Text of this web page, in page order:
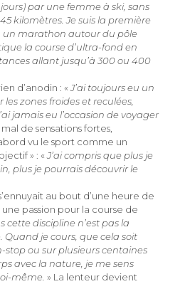
par une femme à ski, sans
kilomètres. Je suis la première
un marathon autour du pôle
la course d’ultra-fond en
allant jusqu’à 300 ou 400
d’anodin : «J’ai toujours eu un
zones froides et reculées,
jamais eu l’occasion de voyager
mal de sensations fortes,
vu le sport comme un
» : «J’ai compris que plus je
plus je pourrais découvrir le
au bout d’une heure de
passion pour la course de
cette discipline n’est pas la
Quand je cours, que cela soit
ou sur plusieurs centaines
avec la nature, je me sens
même. » La lenteur devient